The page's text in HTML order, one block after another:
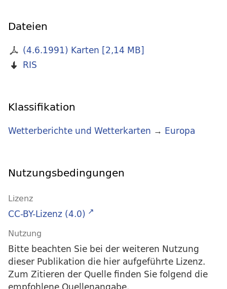
Dateien
(4.6.1991) Karten [2,14 MB]
RIS
Klassifikation
Wetterberichte und Wetterkarten → Europa
Nutzungsbedingungen
Lizenz
CC-BY-Lizenz (4.0)
Nutzung
Bitte beachten Sie bei der weiteren Nutzung
dieser Publikation die hier aufgeführte Lizenz.
Zum Zitieren der Quelle finden Sie folgend die